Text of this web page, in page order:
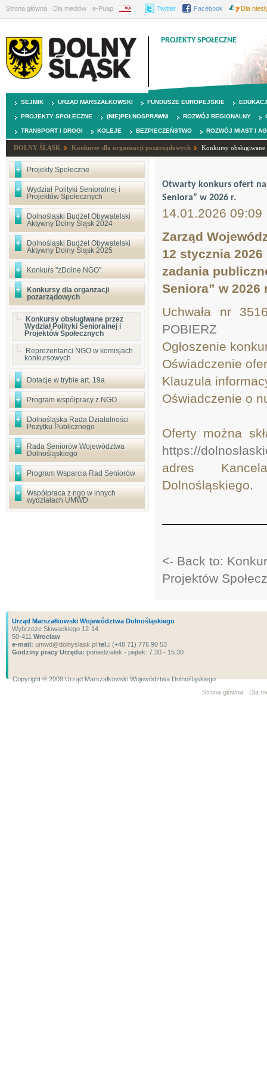
Strona główna Dla mediów e-Puap BIP Twitter Facebook Dla
PROJEKTY SPOŁECZNE
SEJMIK URZĄD MARSZAŁKOWSKI FUNDUSZE EUROPEJSKIE
PROJEKTY SPOŁECZNE (NIE)PEŁNOSPRAWNI ROZWÓJ REGIONALNY
TRANSPORT I DROGI KOLEJE BEZPIECZEŃSTWO ROZWÓJ MIAST I
DOLNY ŚLĄSK Konkursy dla organzacji pozarządowych Konkursy
Projekty Społeczne
Wydział Polityki Senioralnej i
Projektów Społecznych
Dolnośląski Budżet Obywatelski
Aktywny Dolny Śląsk 2024
Dolnośląski Budżet Obywatelski
Aktywny Dolny Śląsk 2025
Konkurs "zDolne NGO"
Konkursy dla organzacji
pozarządowych
Konkursy obsługiwane przez
Wydział Polityki Senioralnej i
Projektów Społecznych
Reprezentanci NGO w komisjach
konkursowych
Dotacje w trybie art. 19a
Program współpracy z NGO
Dolnośląska Rada Działalności
Pożytku Publicznego
Rada Seniorów Województwa
Dolnośląskiego
Program Wsparcia Rad Seniorów
Współpraca z ngo w innych
wydziałach UMWD
Otwarty konkurs ofert na
Seniora” w 2026 r.
14.01.2026 09:09
Zarząd
12 stycznia
zadania
Seniora” w 2026
Uchwała nr
POBIERZ
Ogłoszenie
Oświadczenie
Klauzula
Oświadczenie o
Oferty można
https://
adres
Dolnośląskiego.
<- Back to:
Projektów
Urząd Marszałkowski Województwa Dolnośląskiego
Wybrzeże Słowackiego 12-14
50-411 Wrocław
e-mail: umwd@dolnyslask.pl tel.: (+48 71) 776 90 53
Godziny pracy Urzędu: poniedziałek - piątek: 7.30 - 15.30
Copyright ® 2009 Urząd Marszałkowski Województwa Dolnośląskiego
Strona główna
Dla